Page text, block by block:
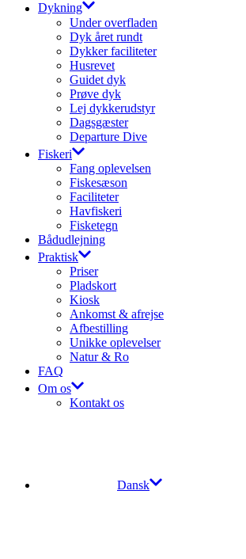
Dykning
Under overfladen
Dyk året rundt
Dykker faciliteter
Husrevet
Guidet dyk
Prøve dyk
Lej dykkerudstyr
Dagsgæster
Departure Dive
Fiskeri
Fang oplevelsen
Fiskesæson
Faciliteter
Havfiskeri
Fisketegn
Bådudlejning
Praktisk
Priser
Pladskort
Kiosk
Ankomst & afrejse
Afbestilling
Unikke oplevelser
Natur & Ro
FAQ
Om os
Kontakt os
Dansk